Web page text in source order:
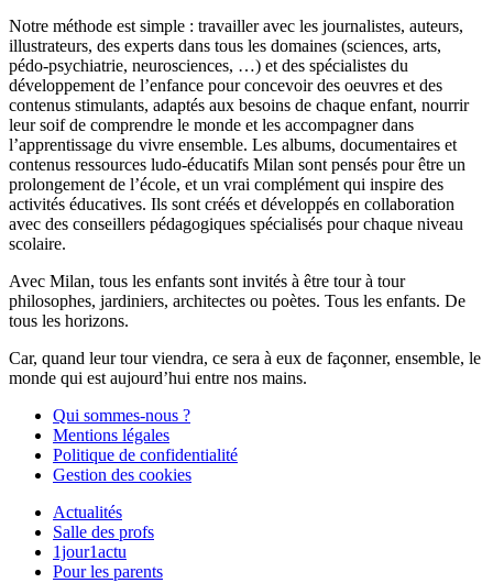
Notre méthode est simple : travailler avec les journalistes, auteurs,
illustrateurs, des experts dans tous les domaines (sciences, arts,
pédo-psychiatrie, neurosciences, …) et des spécialistes du
développement de l’enfance pour concevoir des oeuvres et des
contenus stimulants, adaptés aux besoins de chaque enfant, nourrir
leur soif de comprendre le monde et les accompagner dans
l’apprentissage du vivre ensemble. Les albums, documentaires et
contenus ressources ludo-éducatifs Milan sont pensés pour être un
prolongement de l’école, et un vrai complément qui inspire des
activités éducatives. Ils sont créés et développés en collaboration
avec des conseillers pédagogiques spécialisés pour chaque niveau
scolaire.
Avec Milan, tous les enfants sont invités à être tour à tour
philosophes, jardiniers, architectes ou poètes. Tous les enfants. De
tous les horizons.
Car, quand leur tour viendra, ce sera à eux de façonner, ensemble, le
monde qui est aujourd’hui entre nos mains.
Qui sommes-nous ?
Mentions légales
Politique de confidentialité
Gestion des cookies
Actualités
Salle des profs
1jour1actu
Pour les parents